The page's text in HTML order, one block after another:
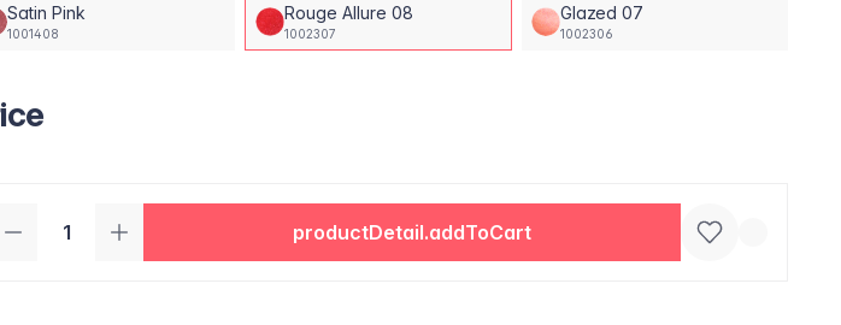
Satin Pink
1001408
Rouge Allure 08
1002307
Glazed 07
1002306
productDetail.addToCart